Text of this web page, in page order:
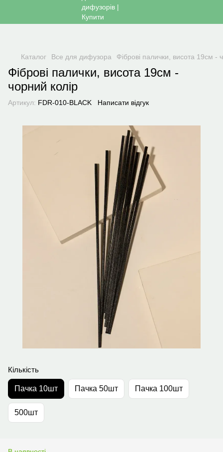
Каталог Все для дифузора Фіброві палички, висота 19см -
Фіброві палички, висота 19см -
чорний колір
Артикул: FDR-010-BLACK Написати відгук
Кількість
Пачка 10шт Пачка 50шт Пачка 100шт
500шт